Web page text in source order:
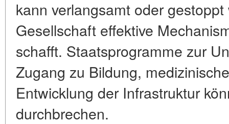
kann verlangsamt oder
Gesellschaft effektive
schafft. Staatsprogramme zur
Zugang zu Bildung,
Entwicklung der Infrastruktur
durchbrechen.